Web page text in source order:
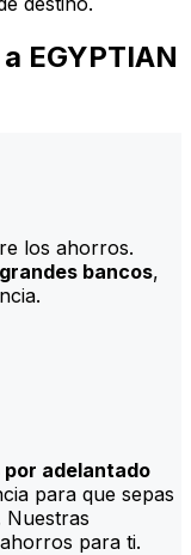
EGYPTIAN
los ahorros.
bancos,
adelantado
para que sepas
Nuestras
para ti.